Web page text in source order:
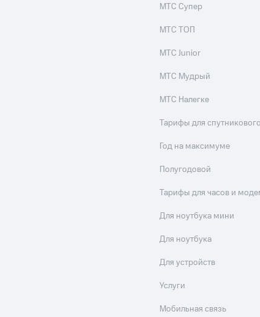
МТС Супер
МТС ТОП
МТС Junior
МТС Мудрый
МТС Налегке
Тарифы для
Год на максимуме
Полугодовой
Тарифы для часов и
Для ноутбука мини
Для ноутбука
Для устройств
Услуги
Мобильная связь